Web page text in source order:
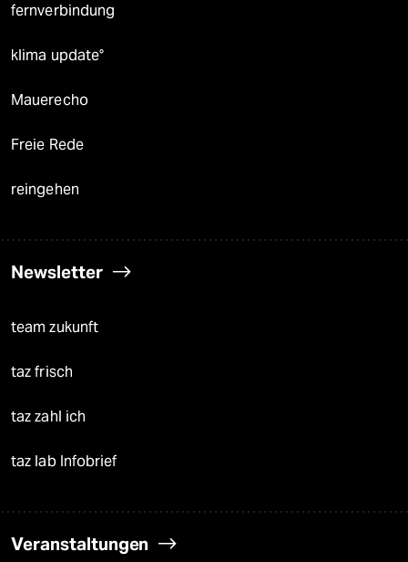
fernverbindung
klima update°
Mauerecho
Freie Rede
reingehen
Newsletter
team zukunft
taz frisch
taz zahl ich
taz lab Infobrief
Veranstaltungen